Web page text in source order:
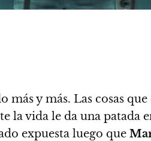
más y más. Las cosas
la vida le da una patada
expuesta luego que